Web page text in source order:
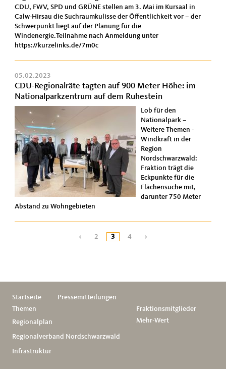
CDU, FWV, SPD und GRÜNE stellen am 3. Mai im Kursaal in
Calw-Hirsau die Suchraumkulisse der Öffentlichkeit vor – der
Schwerpunkt liegt auf der Planung für die
Windenergie.Teilnahme nach Anmeldung unter
https://kurzelinks.de/7m0c
05.02.2023
CDU-Regionalräte tagten auf 900 Meter Höhe: im
Nationalparkzentrum auf dem Ruhestein
Lob für den
Nationalpark –
Weitere Themen -
Windkraft in der
Region
Nordschwarzwald:
Fraktion trägt die
Eckpunkte für die
Flächensuche mit,
darunter 750 Meter
Abstand zu Wohngebieten
< 2 3 4 >
Startseite
Pressemitteilungen
Themen
Regionalplan
Regionalverband Nordschwarzwald
Infrastruktur
Fraktionsmitglieder
Mehr-Wert